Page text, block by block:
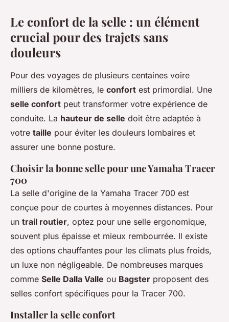
Le confort de la selle : un élément
crucial pour des trajets sans
douleurs
Pour des voyages de plusieurs centaines voire
milliers de kilomètres, le confort est primordial. Une
selle confort peut transformer votre expérience de
conduite. La hauteur de selle doit être adaptée à
votre taille pour éviter les douleurs lombaires et
assurer une bonne posture.
Choisir la bonne selle pour une Yamaha Tracer
700
La selle d'origine de la Yamaha Tracer 700 est
conçue pour de courtes à moyennes distances. Pour
un trail routier, optez pour une selle ergonomique,
souvent plus épaisse et mieux rembourrée. Il existe
des options chauffantes pour les climats plus froids,
un luxe non négligeable. De nombreuses marques
comme Selle Dalla Valle ou Bagster proposent des
selles confort spécifiques pour la Tracer 700.
Installer la selle confort